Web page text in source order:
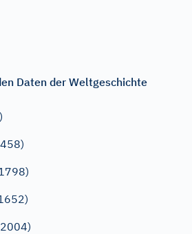
Daten der Weltgeschichte